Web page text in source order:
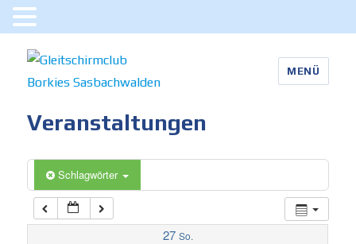
Gleitschirmclub Borkies
Sasbachwalden
MENÜ
Veranstaltungen
Schlagwörter
27 So.
3:00
4:00
5:00
6:00
7:00